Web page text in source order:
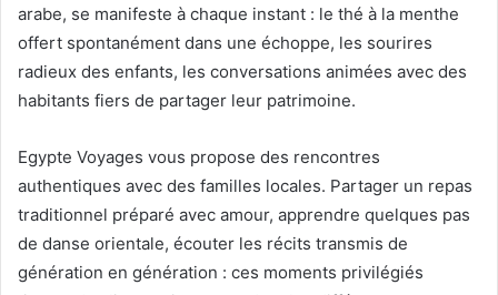
arabe, se manifeste à chaque instant : le thé à la menthe
offert spontanément dans une échoppe, les sourires
radieux des enfants, les conversations animées avec des
habitants fiers de partager leur patrimoine.
Egypte Voyages vous propose des rencontres
authentiques avec des familles locales. Partager un repas
traditionnel préparé avec amour, apprendre quelques pas
de danse orientale, écouter les récits transmis de
génération en génération : ces moments privilégiés